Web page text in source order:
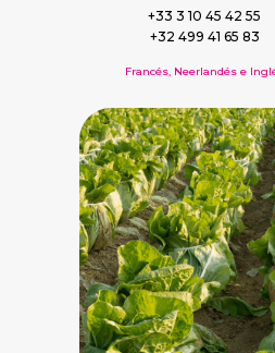
+33 3 10 45 42 55
+32 499 41 65 83
Francés, Neerlandés e